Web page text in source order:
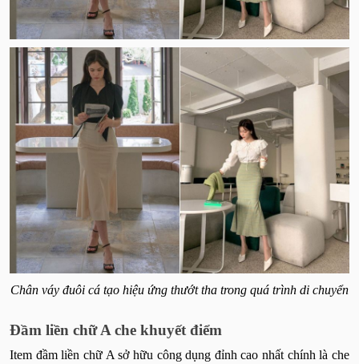
Chân váy đuôi cá tạo hiệu ứng thướt tha trong quá trình di chuyển
Đầm liền chữ A che khuyết điểm
Item đầm liền chữ A sở hữu công dụng đỉnh cao nhất chính là che